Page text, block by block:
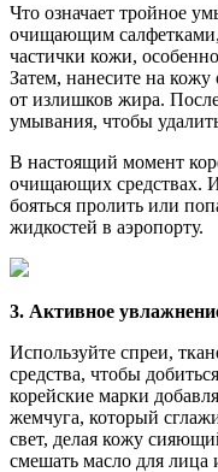
Что означает тройное
очищающим салфетками,
частички кожи,
Затем, нанесите на
от излишков жира.
умывания, чтобы
В настоящий момент
очищающих средствах.
бояться пролить или
жидкостей в аэропорту.
3. Активное
Используйте спреи,
средства, чтобы
корейские марки
жемчуга, который
свет, делая кожу
смешать масло для